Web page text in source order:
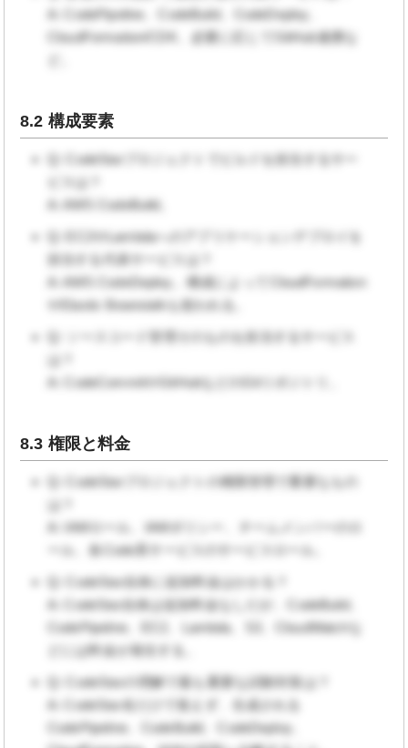
A: CodePipeline、CodeBuild、CodeDeploy、
CloudFormation/CDK、必要に応じてGitHub連携な
8.2 構成要素
Q: CodeStarプロジェクトでビルドを担当するサー
ビスは？
A: AWS CodeBuild。
Q: EC2やLambdaへのアプリケーションデプロイを
担当する代表サービスは？
A: AWS CodeDeploy。構成によってCloudFormation
やElastic Beanstalkも使われる。
Q: ソースコード管理そのものを担当するサービス
A: CodeCommitやGitHubなどのGitリポジトリ。
8.3 権限と料金
Q: CodeStarプロジェクトの権限管理で重要なもの
A: IAMロール、IAMポリシー、チームメンバーのロ
ール、各Code系サービスのサービスロール。
Q: CodeStar自体に追加料金はかかる？
A: CodeStar自体は追加料金なしだが、CodeBuild、
CodePipeline、EC2、Lambda、S3、CloudWatchな
どには料金が発生する。
Q: CodeStarの理解で最も重要な試験対策は？
A: CodeStar名だけで覚えず、生成される
CodePipeline、CodeBuild、CodeDeploy、